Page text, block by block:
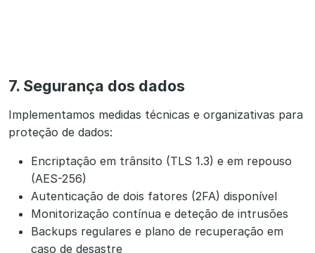
7. Segurança dos dados
Implementamos medidas técnicas e organizativas para
proteção de dados:
Encriptação em trânsito (TLS 1.3) e em repouso
(AES-256)
Autenticação de dois fatores (2FA) disponível
Monitorização contínua e deteção de intrusões
Backups regulares e plano de recuperação em
caso de desastre